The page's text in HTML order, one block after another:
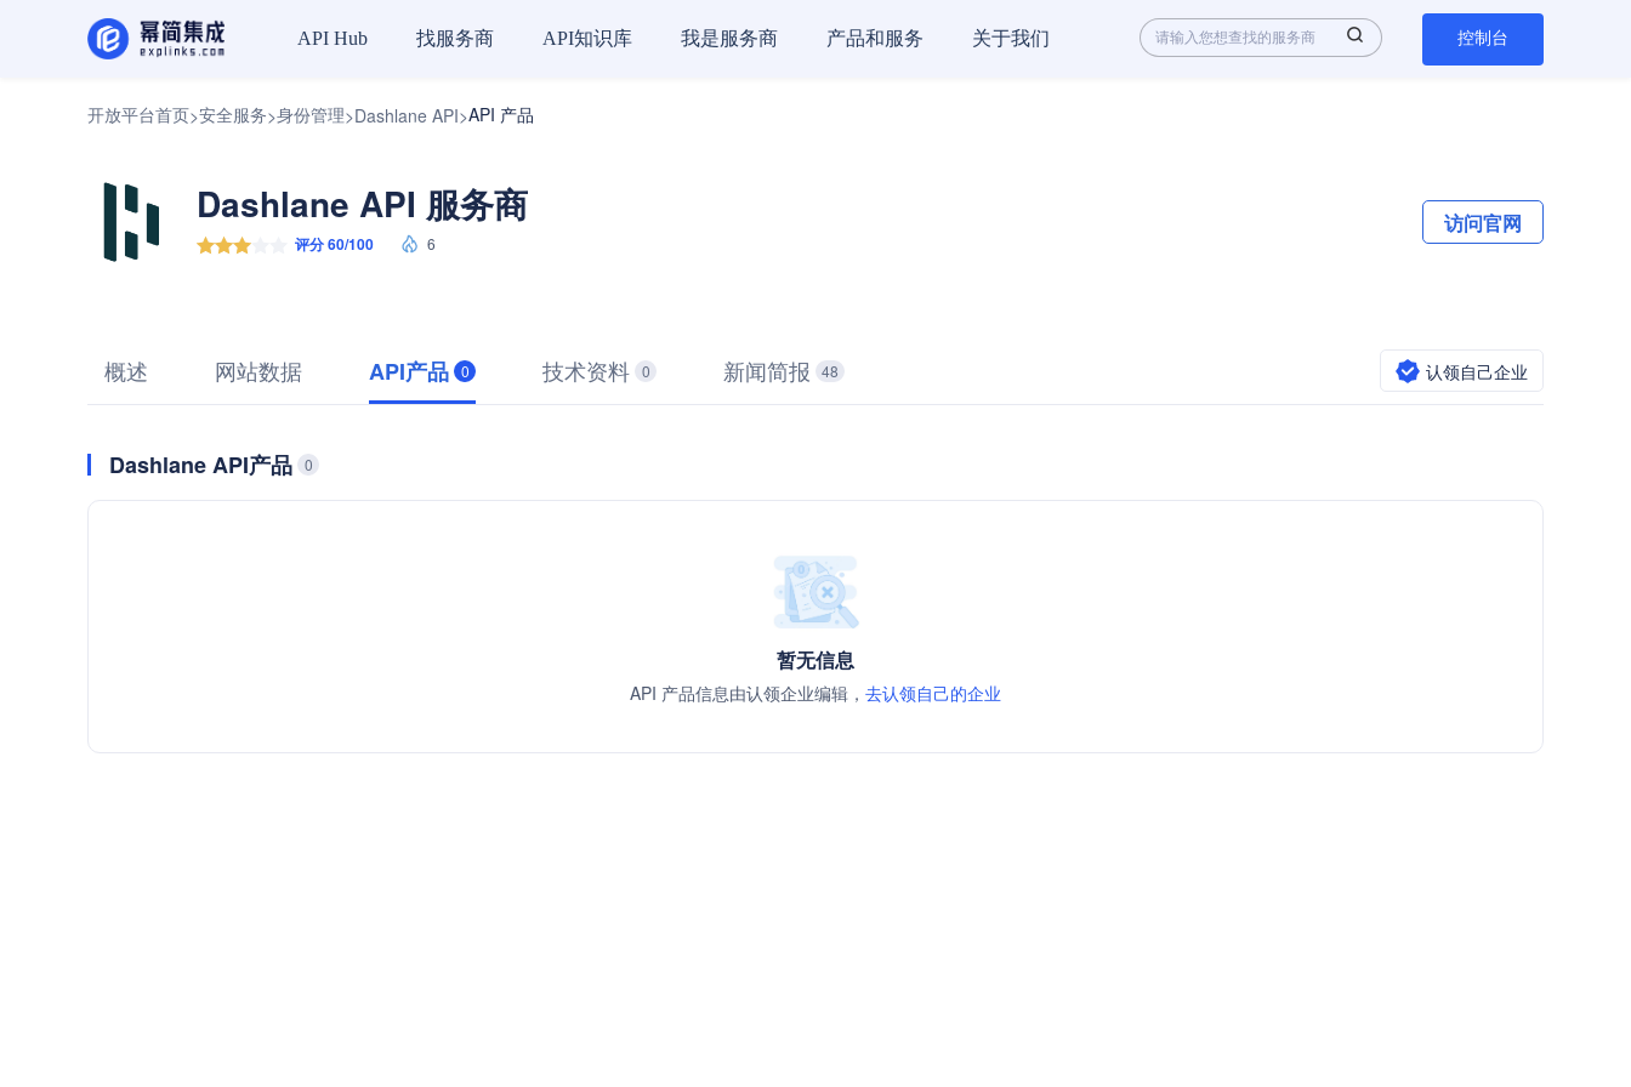
API Hub 找服务商 API知识库 我是服务商 产品和服务 关于我们 控制台
开放平台首页>安全服务>身份管理>Dashlane API>API 产品
Dashlane API 服务商
评分 60/100 6
访问官网
概述 网站数据 API产品 0 技术资料 0 新闻简报 48 认领自己企业
Dashlane API产品 0
暂无信息
API 产品信息由认领企业编辑， 去认领自己的企业